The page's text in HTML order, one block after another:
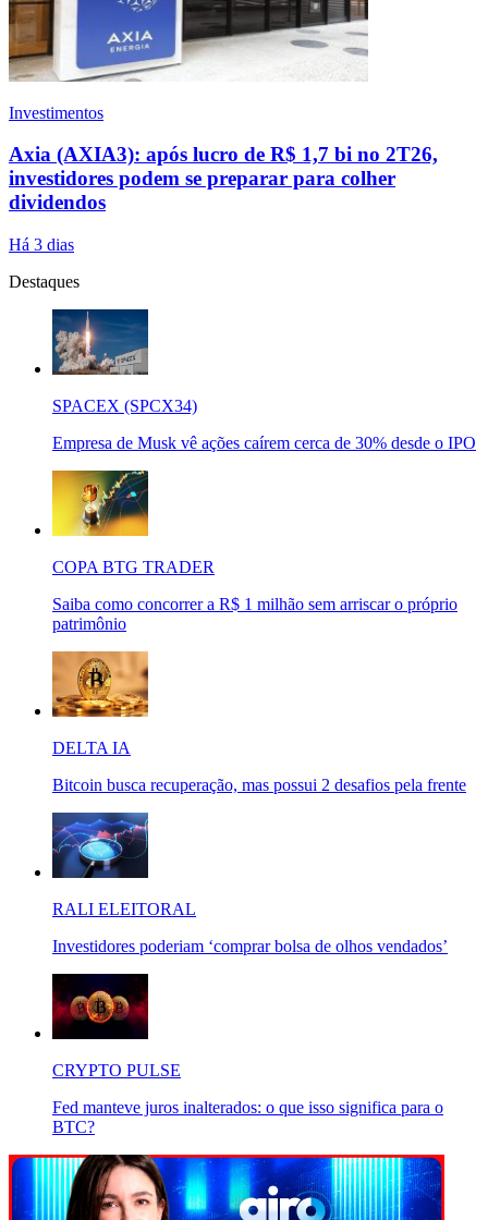
Investimentos
Axia (AXIA3): após lucro de R$ 1,7 bi no 2T26,
investidores podem se preparar para colher
dividendos
Há 3 dias
Destaques
SPACEX (SPCX34)
Empresa de Musk vê ações caírem cerca de 30% desde o IPO
COPA BTG TRADER
Saiba como concorrer a R$ 1 milhão sem arriscar o próprio
patrimônio
DELTA IA
Bitcoin busca recuperação, mas possui 2 desafios pela frente
RALI ELEITORAL
Investidores poderiam ‘comprar bolsa de olhos vendados’
CRYPTO PULSE
Fed manteve juros inalterados: o que isso significa para o
BTC?